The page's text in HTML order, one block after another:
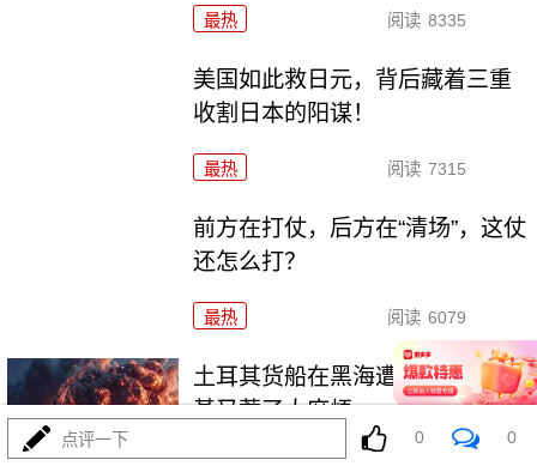
最热 阅读 8335
美国如此救日元，背后藏着三重
收割日本的阳谋！
最热 阅读 7315
前方在打仗，后方在“清场”，这仗
还怎么打？
最热 阅读 6079
土耳其货船在黑海遭袭，泽连斯
基又惹了大麻烦
点评一下 0 0